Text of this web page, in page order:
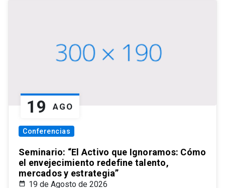
19 AGO
Conferencias
Seminario: “El Activo que Ignoramos: Cómo
el envejecimiento redefine talento,
mercados y estrategia”
19 de Agosto de 2026